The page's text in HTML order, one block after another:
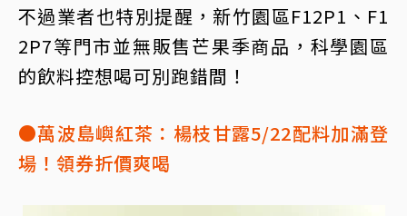
不過業者也特別提醒，新竹園區F12P1、F1
2P7等門市並無販售芒果季商品，科學園區
的飲料控想喝可別跑錯間！
●萬波島嶼紅茶：楊枝甘露5/22配料加滿登
場！領券折價爽喝